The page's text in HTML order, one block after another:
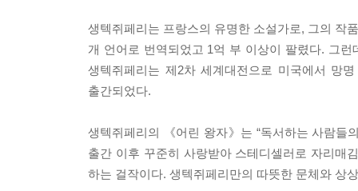
생텍쥐페리는 프랑스의 유명한 소설가로, 그의 작
개 언어로 번역되었고 1억 부 이상이 팔렸다. 그
생텍쥐페리는 제2차 세계대전으로 미국에서 망
출간되었다.
생텍쥐페리의 《어린 왕자》는 “독서하는 사람들
출간 이후 꾸준히 사랑받아 스테디셀러로 자리매
하는 걸작이다. 생텍쥐페리만의 따뜻한 문체와 상